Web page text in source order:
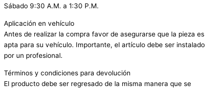
Sábado 9:30 A.M. a 1:30 P.M.
Aplicación en vehículo
Antes de realizar la compra favor de asegurarse que la pieza es
apta para su vehículo. Importante, el artículo debe ser instalado
por un profesional.
Términos y condiciones para devolución
El producto debe ser regresado de la misma manera que se